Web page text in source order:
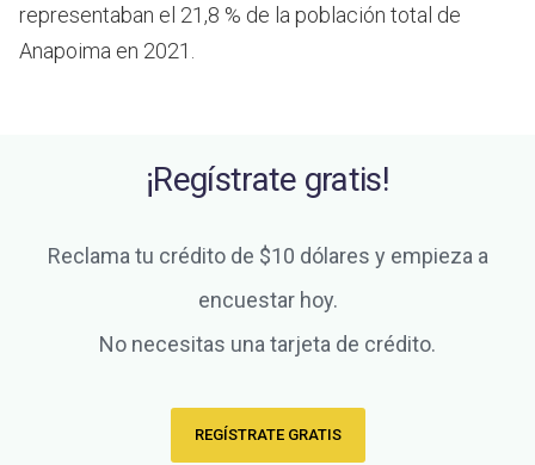
representaban el 21,8 % de la población total de
Anapoima en 2021.
¡Regístrate gratis!
Reclama tu crédito de $10 dólares y empieza a
encuestar hoy.
No necesitas una tarjeta de crédito.
REGÍSTRATE GRATIS